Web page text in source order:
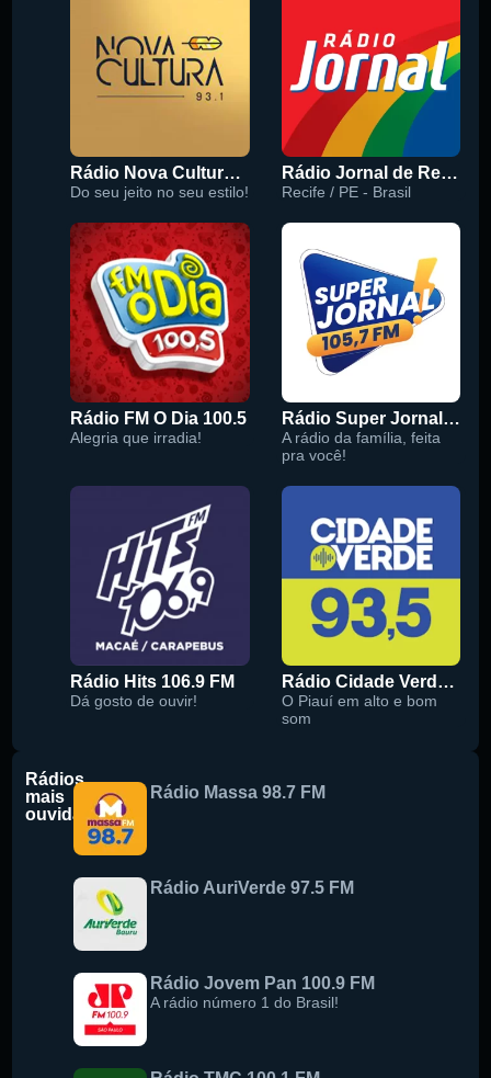
Rádio Nova Cultura 93.1 FM
Do seu jeito no seu estilo!
Rádio Jornal de Recife 90.3 FM
Recife / PE - Brasil
Rádio FM O Dia 100.5
Alegria que irradia!
Rádio Super Jornal 105.7 FM
A rádio da família, feita
pra você!
Rádio Hits 106.9 FM
Dá gosto de ouvir!
Rádio Cidade Verde 93.5 FM
O Piauí em alto e bom
som
Rádios
mais
ouvidas
Rádio Massa 98.7 FM
Rádio AuriVerde 97.5 FM
Rádio Jovem Pan 100.9 FM
A rádio número 1 do Brasil!